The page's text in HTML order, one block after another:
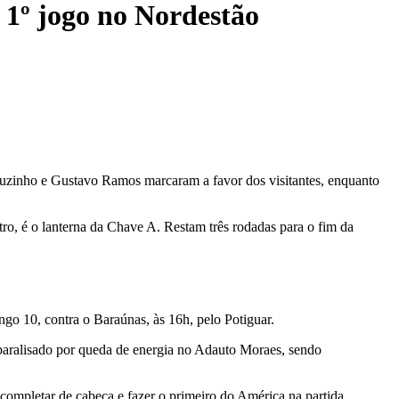
jogo no Nordestão
e Gustavo Ramos marcaram a favor dos visitantes, enquanto
é o lanterna da Chave A. Restam três rodadas para o fim da
10, contra o Baraúnas, às 16h, pelo Potiguar.
por queda de energia no Adauto Moraes, sendo
de cabeça e fazer o primeiro do América na partida.